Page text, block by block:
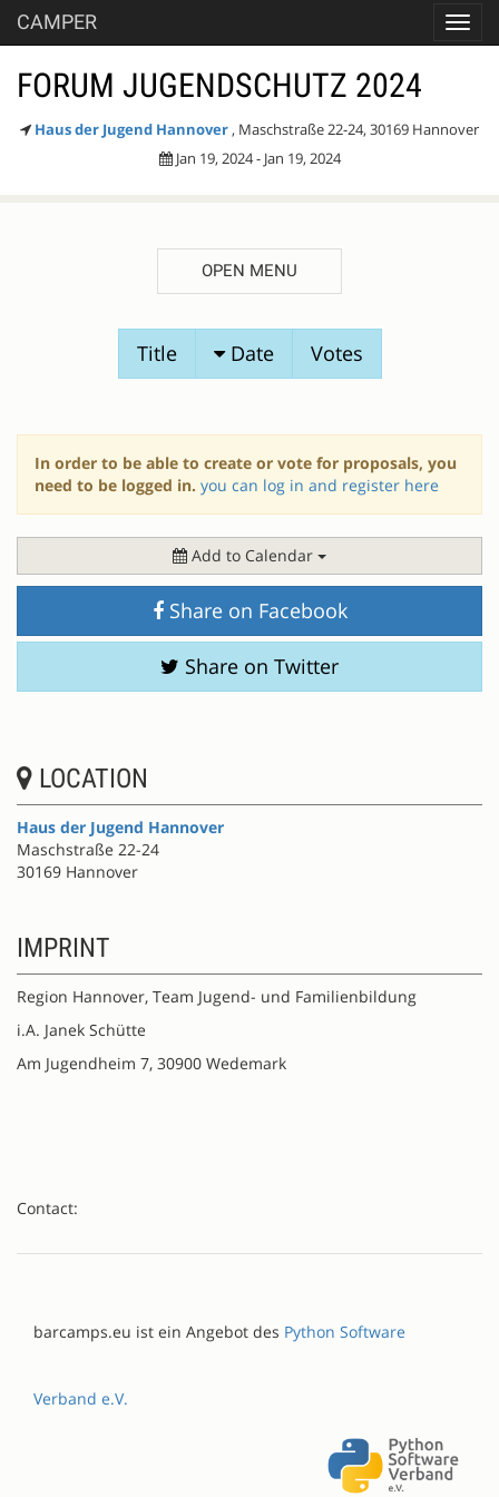
CAMPER
FORUM JUGENDSCHUTZ 2024
Haus der Jugend Hannover , Maschstraße 22-24, 30169 Hannover
Jan 19, 2024 - Jan 19, 2024
OPEN MENU
Title Date Votes
In order to be able to create or vote for proposals, you
need to be logged in. you can log in and register here
Add to Calendar
Share on Facebook
Share on Twitter
LOCATION
Haus der Jugend Hannover
Maschstraße 22-24
30169 Hannover
IMPRINT
Region Hannover, Team Jugend- und Familienbildung
i.A. Janek Schütte
Am Jugendheim 7, 30900 Wedemark
Contact:
barcamps.eu ist ein Angebot des Python Software
Verband e.V.